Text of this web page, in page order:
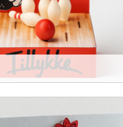
Lav en STRIKE til